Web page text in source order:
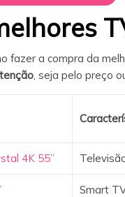
fazer a compra da
, seja pelo preço
4K 55”
Smart